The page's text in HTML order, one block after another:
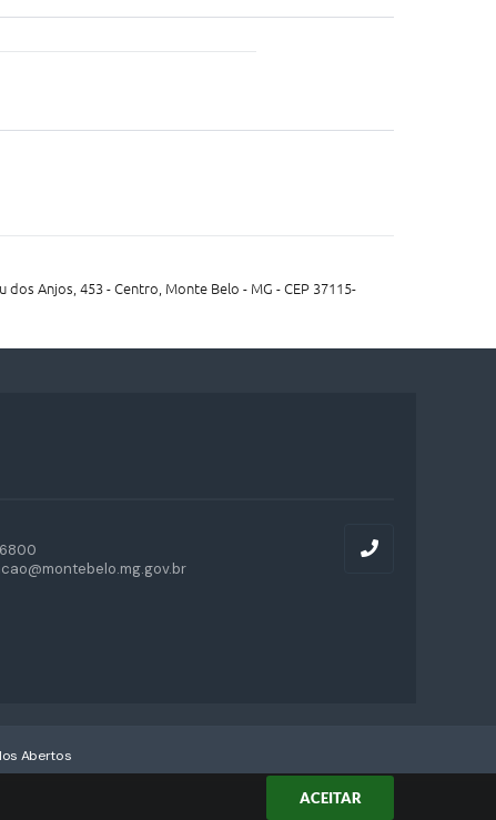
ACEITAR
dos Anjos, 453 - Centro, Monte Belo - MG - CEP 37115-
Abertos